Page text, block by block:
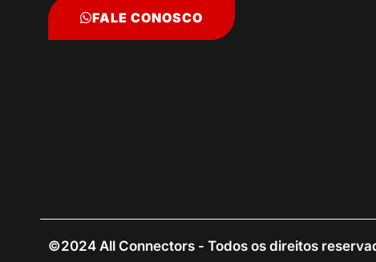
FALE CONOSCO
©2024 All Connectors - Todos os direitos